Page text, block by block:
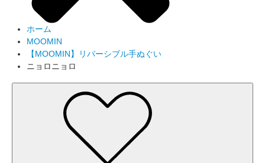
ホーム
MOOMIN
【MOOMIN】リバーシブル手ぬぐい
ニョロニョロ